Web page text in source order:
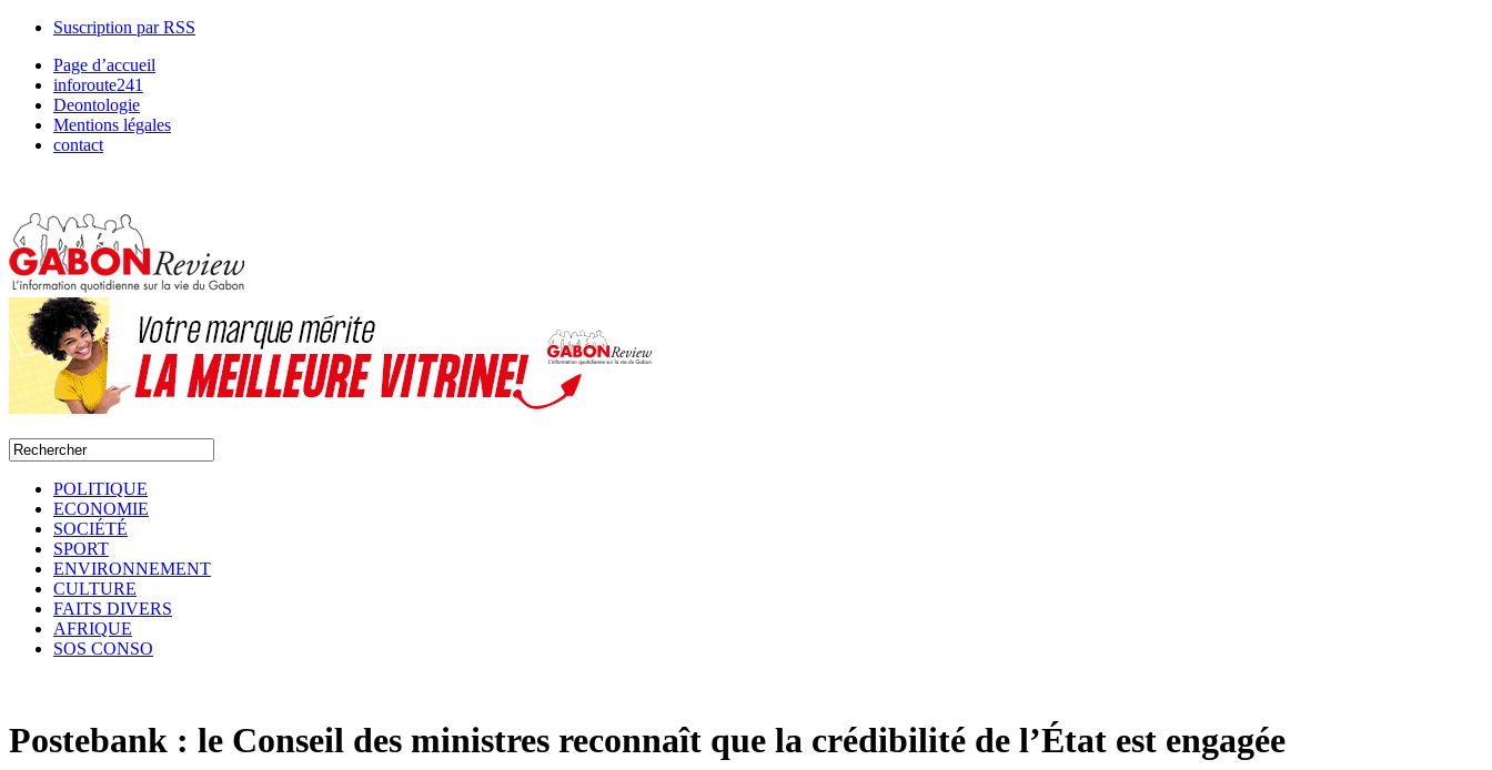
Suscription par RSS
Page d’accueil
inforoute241
Deontologie
Mentions légales
contact
POLITIQUE
ECONOMIE
SOCIÉTÉ
SPORT
ENVIRONNEMENT
CULTURE
FAITS DIVERS
AFRIQUE
SOS CONSO
Postebank : le Conseil des ministres reconnaît que la crédibilité de l’État est engagée